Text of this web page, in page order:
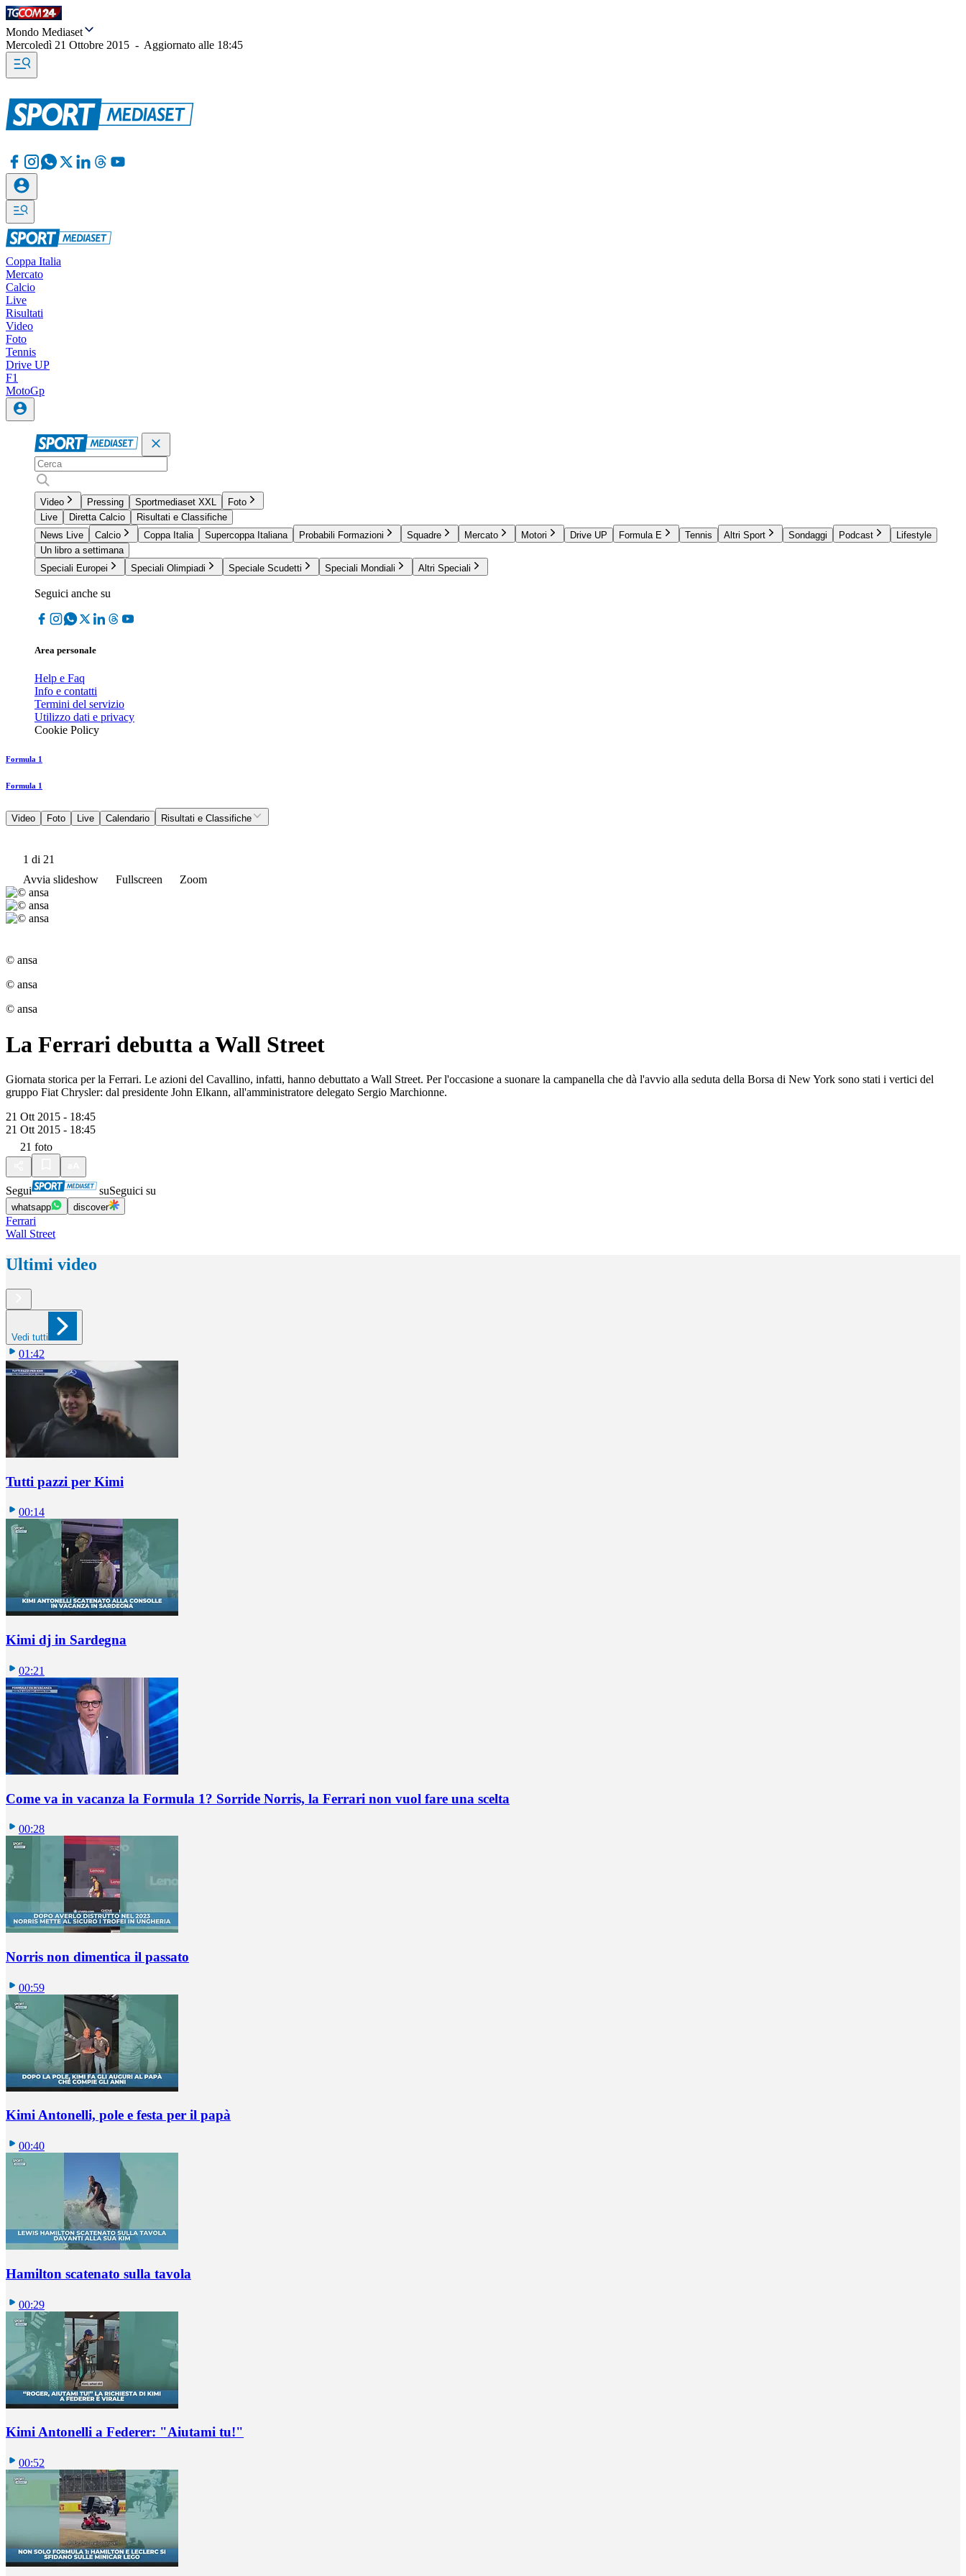
Mondo Mediaset
Mercoledì 21 Ottobre 2015 - Aggiornato alle 18:45
Coppa Italia
Mercato
Calcio
Live
Risultati
Video
Foto
Tennis
Drive UP
F1
MotoGp
Video Pressing Sportmediaset XXL
Foto
Live
Diretta Calcio
Risultati e Classifiche
News Live
Calcio Coppa Italia Supercoppa Italiana Probabili Formazioni Squadre Mercato Motori Drive UP Formula E Tennis Altri Sport Sondaggi Podcast
Lifestyle
Un libro a settimana
Speciali Europei
Speciali Olimpiadi Speciale Scudetti Speciali Mondiali Altri Speciali
Seguici anche su
Area personale
Help e Faq
Info e contatti
Termini del servizio
Utilizzo dati e privacy
Cookie Policy
Formula 1
Formula 1
Video Foto Live Calendario Risultati e Classifiche
1 di 21
Avvia slideshow
Fullscreen Zoom
© ansa
© ansa
© ansa
La Ferrari debutta a Wall Street
Giornata storica per la Ferrari. Le azioni del Cavallino, infatti, hanno debuttato a Wall Street. Per l'occasione a suonare la campanella che dà l'avvio alla seduta della Borsa di New York sono stati i vertici del
gruppo Fiat Chrysler: dal presidente John Elkann, all'amministratore delegato Sergio Marchionne.
21 Ott 2015 - 18:45
21 Ott 2015 - 18:45
21 foto
Segui suSeguici su
whatsapp discover
Ferrari
Wall Street
Ultimi video
Vedi tutti
01:42
Tutti pazzi per Kimi
00:14
Kimi dj in Sardegna
02:21
Come va in vacanza la Formula 1? Sorride Norris, la Ferrari non vuol fare una scelta
00:28
Norris non dimentica il passato
00:59
Kimi Antonelli, pole e festa per il papà
00:40
Hamilton scatenato sulla tavola
00:29
Kimi Antonelli a Federer: "Aiutami tu!"
00:52